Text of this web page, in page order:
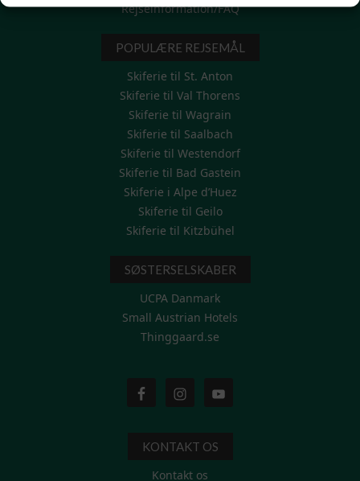
Rejseinformation/FAQ
POPULÆRE REJSEMÅL
Skiferie til St. Anton
Skiferie til Val Thorens
Skiferie til Wagrain
Skiferie til Saalbach
Skiferie til Westendorf
Skiferie til Bad Gastein
Skiferie i Alpe d’Huez
Skiferie til Geilo
Skiferie til Kitzbühel
SØSTERSELSKABER
UCPA Danmark
Small Austrian Hotels
Thinggaard.se
KONTAKT OS
Kontakt os